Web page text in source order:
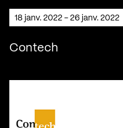
18 janv. 2022 - 26 janv. 2022
Contech